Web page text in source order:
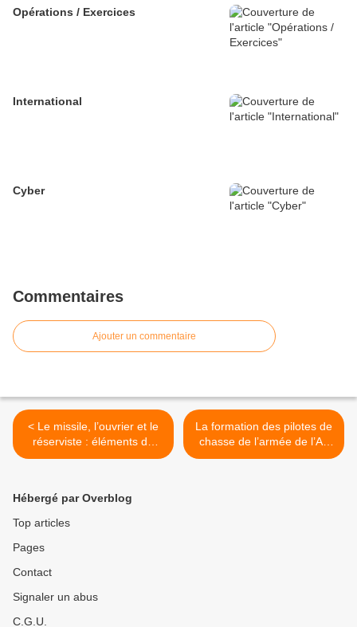
Opérations / Exercices
International
Cyber
Commentaires
Ajouter un commentaire
< Le missile, l’ouvrier et le
réserviste : éléments de
réflexion autour des
La formation des pilotes de
chasse de l’armée de l’Air
et de l’Espace >
Hébergé par Overblog
Top articles
Pages
Contact
Signaler un abus
C.G.U.